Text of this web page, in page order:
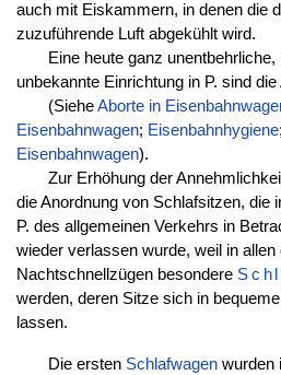
auch mit Eiskammern, in denen die
zuzuführende Luft abgekühlt wird.
Eine heute ganz
unbekannte Einrichtung in P. sind die
(SieheAborte in
Eisenbahnwagen; Eisenbahnhygiene;
Eisenbahnwagen).
Zur Erhöhung der
die Anordnung von Schlafsitzen, die
P. des allgemeinen Verkehrs in
wieder verlassen wurde, weil in allen
Nachtschnellzügen besondere
werden, deren Sitze sich in
lassen.
Die ersten Schlafwagenwurden